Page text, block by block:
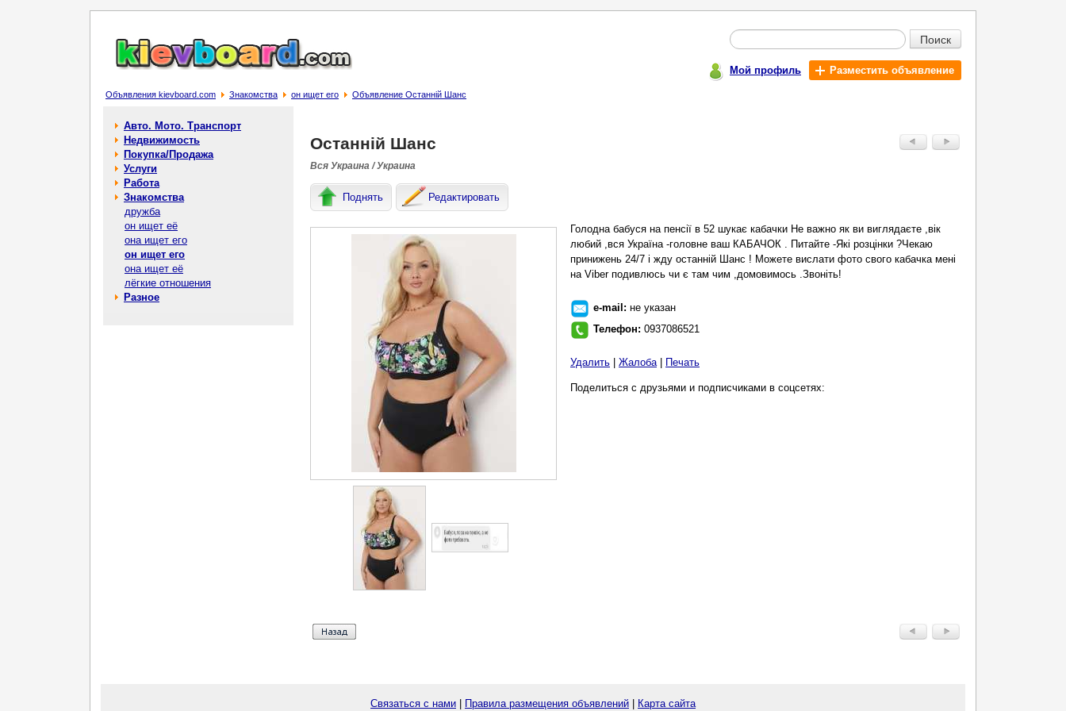
Поиск
Мой профиль Разместить объявление
Объявления kievboard.com Знакомства он ищет его Объявление Останній Шанс
Авто. Мото. Транспорт
Недвижимость
Покупка/Продажа
Услуги
Работа
Знакомства
дружба
он ищет её
она ищет его
он ищет его
она ищет её
лёгкие отношения
Разное
Останній Шанс
Вся Украина / Украина
Поднять Редактировать
Голодна бабуся на пенсії в 52 шукає кабачки Не важно як ви виглядаєте ,вік
любий ,вся Україна -головне ваш КАБАЧОК . Питайте -Які розцінки ?Чекаю
принижень 24/7 і жду останній Шанс ! Можете вислати фото свого кабачка мені
на Viber подивлюсь чи є там чим ,домовимось .Звоніть!
e-mail: не указан
Телефон: 0937086521
Удалить Жалоба| Печать
Поделиться с друзьями и подписчиками в соцсетях:
Связаться с нами Правила размещения объявлений Карта сайта